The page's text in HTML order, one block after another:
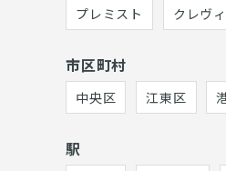
プレミスト クレヴ
市区町村
中央区 江東区
駅